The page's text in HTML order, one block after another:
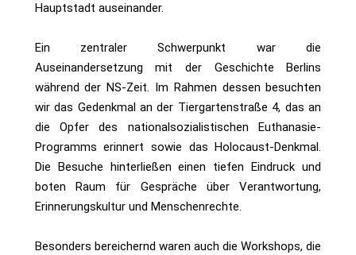
Hauptstadt auseinander.
Ein zentraler Schwerpunkt war die
Auseinandersetzung mit der Geschichte Berlins
während der NS-Zeit. Im Rahmen dessen besuchten
wir das Gedenkmal an der Tiergartenstraße 4, das an
die Opfer des nationalsozialistischen Euthanasie-
Programms erinnert sowie das Holocaust-Denkmal.
Die Besuche hinterließen einen tiefen Eindruck und
boten Raum für Gespräche über Verantwortung,
Erinnerungskultur und Menschenrechte.
Besonders bereichernd waren auch die Workshops, die